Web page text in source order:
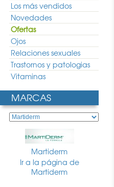
Los más vendidos
Novedades
Ofertas
Ojos
Relaciones sexuales
Trastornos y patologias
Vitaminas
MARCAS
Martiderm
Ir a la página de
Martiderm
de manos
5.90 €
MartiDerm KRONO AGE
Sérum 30ml
58.32 € 43.20 €
33.35 €